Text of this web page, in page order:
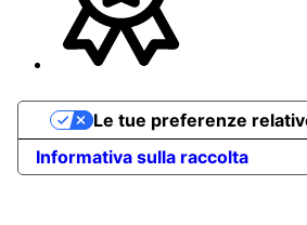
Informativa sulla raccolta
Le tue preferenze